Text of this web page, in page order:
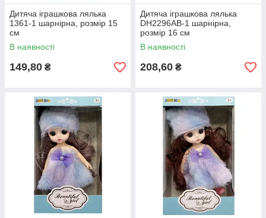
Дитяча іграшкова лялька
1361-1 шарнірна, розмір 15
см
В наявності
149,80 ₴
Дитяча іграшкова лялька
DH2296AB-1 шарнірна,
розмір 16 см
В наявності
208,60 ₴